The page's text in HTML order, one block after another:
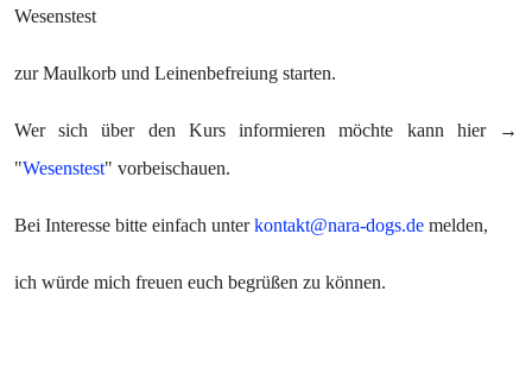
Wesenstest
zur Maulkorb und Leinenbefreiung starten.
Wer sich über den Kurs informieren möchte kann hier →
"Wesenstest" vorbeischauen.
Bei Interesse bitte einfach unterkontakt@nara-dogs.de melden,
ich würde mich freuen euch begrüßen zu können.